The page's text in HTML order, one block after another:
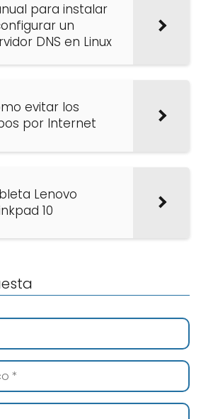
para instalar
un
DNS en Linux
evitar los
por Internet
Lenovo
10